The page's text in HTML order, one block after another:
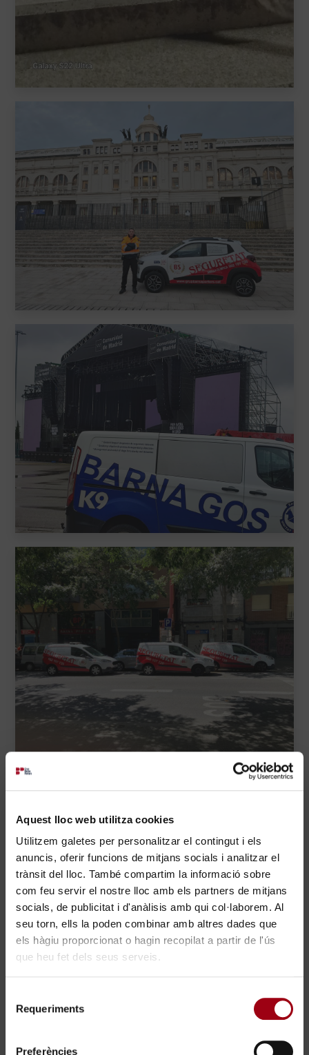
Aquest lloc web utilitza cookies
Utilitzem galetes per personalitzar el contingut i els
anuncis, oferir funcions de mitjans socials i analitzar el
trànsit del lloc. També compartim la informació sobre
com feu servir el nostre lloc amb els partners de mitjans
socials, de publicitat i d'anàlisis amb qui col·laborem. Al
seu torn, ells la poden combinar amb altres dades que
els hàgiu proporcionat o hagin recopilat a partir de l'ús
que heu fet dels seus serveis.
Requeriments
Preferències
Treballa amb nosaltres